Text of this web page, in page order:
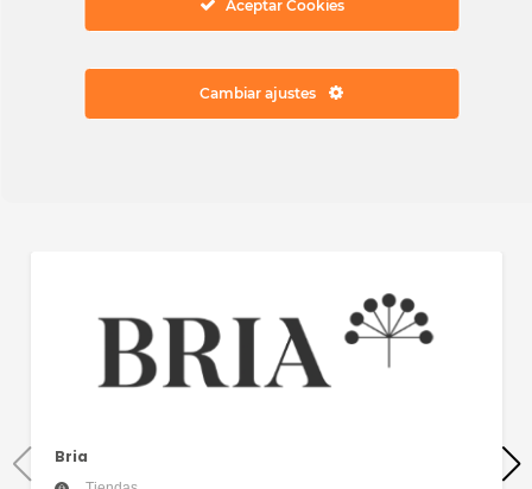
Bria
Aceptar Cookies
Cambiar ajustes